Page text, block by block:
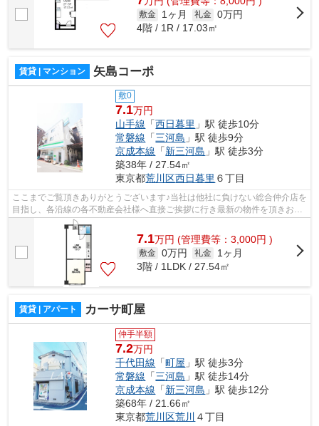
敷金 1ヶ月 礼金 0万円
4階 / 1R / 17.03㎡
賃貸 | マンション 矢島コーポ
敷0
7.1万円
山手線 「西日暮里 」駅 徒歩10分
常磐線 「三河島 」駅 徒歩9分
京成本線 「新三河島 」駅 徒歩3分
築38年 / 27.54㎡
東京都荒川区西日暮里 ６丁目
ここまでご覧頂きありがとうございます♪当社は他社に負けない総合仲介店を
目指し、各沿線の各不動産会社様へ直接ご挨拶に行き最新の物件を頂きお客
様へ提供しております！最新の情報は...
7.1万円 (管理費等：3,000円 )
敷金 0万円 礼金
1ヶ月
3階 / 1LDK / 27.54㎡
賃貸 | アパート カーサ町屋
仲手半額
7.2万円
千代田線 「町屋 」駅 徒歩3分
常磐線 「三河島 」駅 徒歩14分
京成本線 「新三河島 」駅 徒歩12分
築68年 / 21.66㎡
東京都荒川区荒川 ４丁目